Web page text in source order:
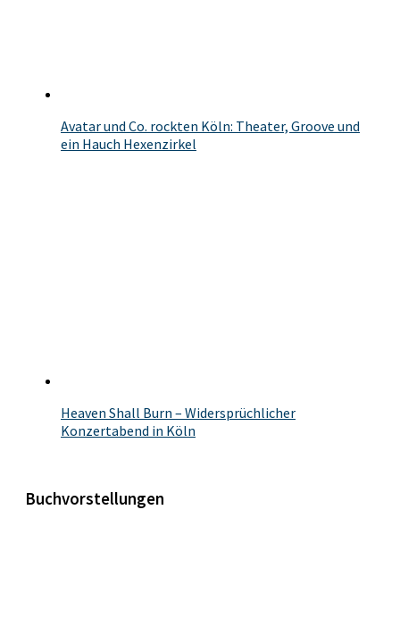
Avatar und Co. rockten Köln: Theater, Groove und
ein Hauch Hexenzirkel
Heaven Shall Burn – Widersprüchlicher
Konzertabend in Köln
Buchvorstellungen